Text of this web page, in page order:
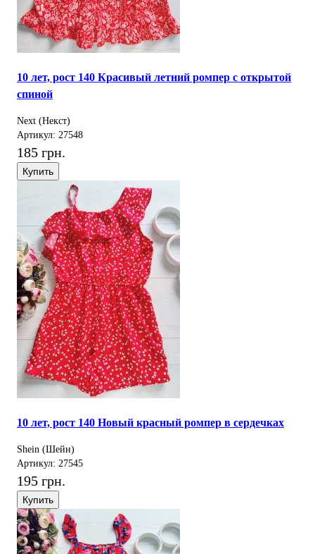
10 лет, рост 140 Красивый летний ромпер с открытой
спиной
Next (Некст)
Артикул: 27548
185 грн.
Купить
10 лет, рост 140 Новый красный ромпер в сердечках
Shein (Шейн)
Артикул: 27545
195 грн.
Купить